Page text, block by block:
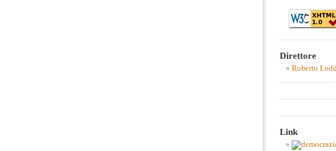
Direttore
Roberto
Link